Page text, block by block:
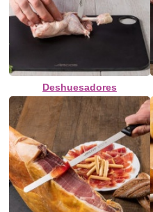
Deshuesadores